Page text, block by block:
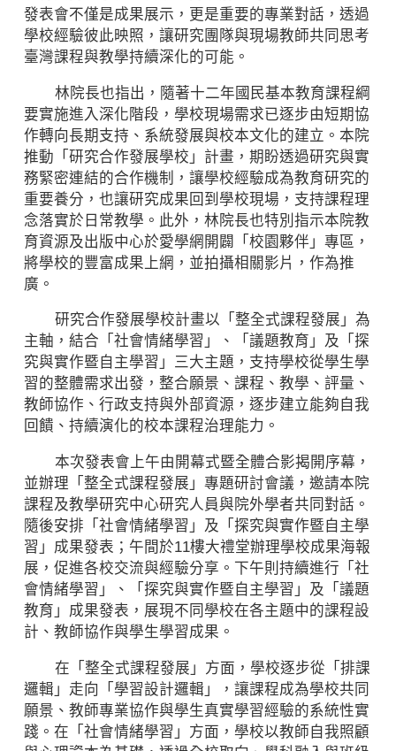
發表會不僅是成果展示，更是重要的專業對話，透過
學校經驗彼此映照，讓研究團隊與現場教師共同思考
臺灣課程與教學持續深化的可能。
林院長也指出，隨著十二年國民基本教育課程綱
要實施進入深化階段，學校現場需求已逐步由短期協
作轉向長期支持、系統發展與校本文化的建立。本院
推動「研究合作發展學校」計畫，期盼透過研究與實
務緊密連結的合作機制，讓學校經驗成為教育研究的
重要養分，也讓研究成果回到學校現場，支持課程理
念落實於日常教學。此外，林院長也特別指示本院教
育資源及出版中心於愛學網開闢「校園夥伴」專區，
將學校的豐富成果上網，並拍攝相關影片，作為推
廣。
研究合作發展學校計畫以「整全式課程發展」為
主軸，結合「社會情緒學習」、「議題教育」及「探
究與實作暨自主學習」三大主題，支持學校從學生學
習的整體需求出發，整合願景、課程、教學、評量、
教師協作、行政支持與外部資源，逐步建立能夠自我
回饋、持續演化的校本課程治理能力。
本次發表會上午由開幕式暨全體合影揭開序幕，
並辦理「整全式課程發展」專題研討會議，邀請本院
課程及教學研究中心研究人員與院外學者共同對話。
隨後安排「社會情緒學習」及「探究與實作暨自主學
習」成果發表；午間於11樓大禮堂辦理學校成果海報
展，促進各校交流與經驗分享。下午則持續進行「社
會情緒學習」、「探究與實作暨自主學習」及「議題
教育」成果發表，展現不同學校在各主題中的課程設
計、教師協作與學生學習成果。
在「整全式課程發展」方面，學校逐步從「排課
邏輯」走向「學習設計邏輯」，讓課程成為學校共同
願景、教師專業協作與學生真實學習經驗的系統性實
踐。在「社會情緒學習」方面，學校以教師自我照顧